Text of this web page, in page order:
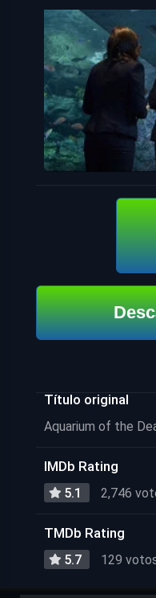
Título original
Aquarium of the
IMDb Rating
5.1 2,746
TMDb Rating
5.7 129